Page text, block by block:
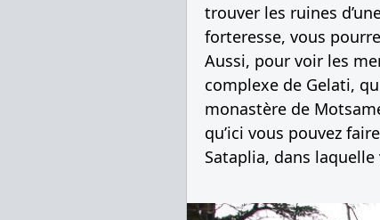
trouver les ruines
forteresse, vous
Aussi, pour voir les
complexe de Gelati,
monastère de
qu’ici vous pouvez
Sataplia, dans